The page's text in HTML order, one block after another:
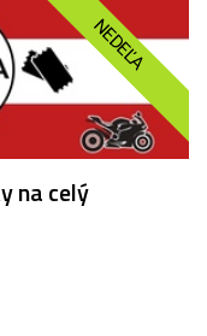
NEDEĽA
na celý